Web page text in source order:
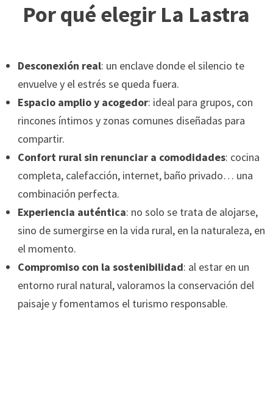
Por qué elegir La Lastra
Desconexión real: un enclave donde el silencio te
envuelve y el estrés se queda fuera.
Espacio amplio y acogedor: ideal para grupos, con
rincones íntimos y zonas comunes diseñadas para
compartir.
Confort rural sin renunciar a comodidades: cocina
completa, calefacción, internet, baño privado… una
combinación perfecta.
Experiencia auténtica: no solo se trata de alojarse,
sino de sumergirse en la vida rural, en la naturaleza, en
el momento.
Compromiso con la sostenibilidad: al estar en un
entorno rural natural, valoramos la conservación del
paisaje y fomentamos el turismo responsable.